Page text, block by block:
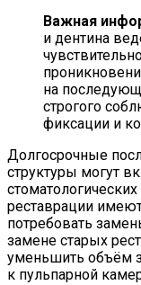
Важная
и дентина
на
строгого
фиксации и
Долгосрочные
структуры могут
реставрации
потребовать
замене старых
уменьшить объём
к пульпарной